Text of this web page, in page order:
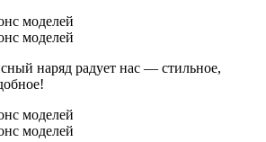
наряд радует нас — стильное,